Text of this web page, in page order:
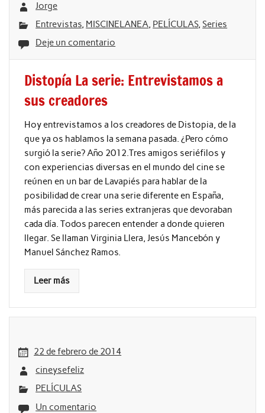
Jorge
Entrevistas, MISCINELANEA, PELÍCULAS,Series
Deje un comentario
Distopía La serie: Entrevistamos a
sus creadores
Hoy entrevistamos a los creadores de Distopia, de la
que ya os hablamos la semana pasada. ¿Pero cómo
surgió la serie? Año 2012.Tres amigos seriéfilos y
con experiencias diversas en el mundo del cine se
reúnen en un bar de Lavapiés para hablar de la
posibilidad de crear una serie diferente en España,
más parecida a las series extranjeras que devoraban
cada día. Todos parecen entender a donde quieren
llegar. Se llaman Virginia Llera, Jesús Mancebón y
Manuel Sánchez Ramos.
Leer más
22 de febrero de 2014
cineysefeliz
PELÍCULAS
Un comentario